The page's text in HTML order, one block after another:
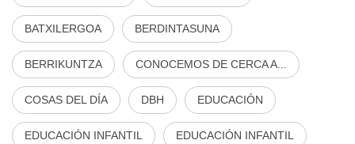
BATXILERGOA BERDINTASUNA
BERRIKUNTZA CONOCEMOS DE CERCA A...
COSAS DEL DÍA DBH EDUCACIÓN
EDUCACIÓN INFANTIL EDUCACIÓN INFANTIL